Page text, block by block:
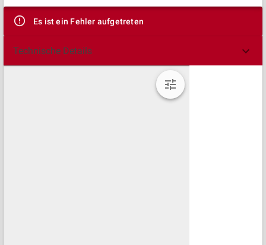
Viewer
Es ist ein Fehler aufgetreten
Technische Details